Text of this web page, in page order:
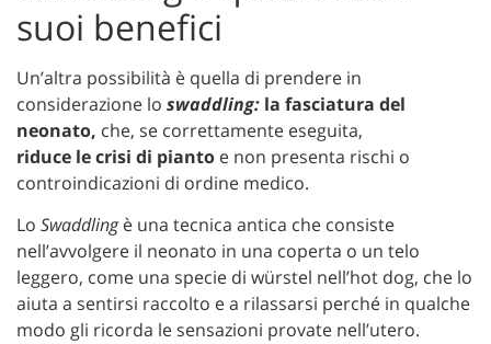
suoi benefici
Un’altra possibilità è quella di prendere in
considerazione lo swaddling: la fasciatura del
neonato, che, se correttamente eseguita,
riduce lecrisi di pianto e non presenta rischi o
controindicazioni di ordine medico.
Lo Swaddlingè una tecnica antica che consiste
nell’avvolgere il neonato in una coperta o un telo
leggero, come una specie di würstel nell’hot dog, che lo
aiuta a sentirsi raccolto e a rilassarsi perché in qualche
modo gli ricorda le sensazioni provate nell’utero.